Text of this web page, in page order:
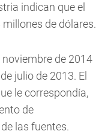
indican que el
de dólares.
noviembre de 2014
julio de 2013. El
le correspondía,
de
las fuentes.